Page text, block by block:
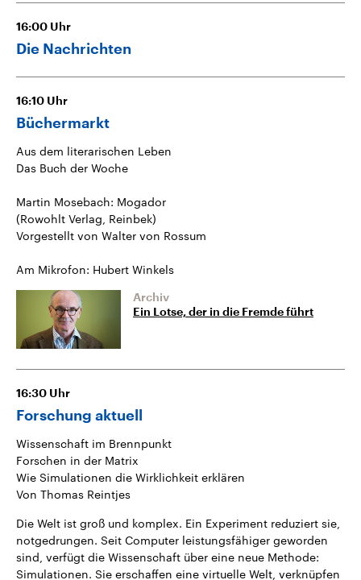
16:00 Uhr
Die Nachrichten
16:10 Uhr
Büchermarkt
Aus dem literarischen Leben
Das Buch der Woche
Martin Mosebach: Mogador
(Rowohlt Verlag, Reinbek)
Vorgestellt von Walter von Rossum
Am Mikrofon: Hubert Winkels
Archiv
Ein Lotse, der in die Fremde führt
16:30 Uhr
Forschung aktuell
Wissenschaft im Brennpunkt
Forschen in der Matrix
Wie Simulationen die Wirklichkeit erklären
Von Thomas Reintjes
Die Welt ist groß und komplex. Ein Experiment reduziert sie,
notgedrungen. Seit Computer leistungsfähiger geworden
sind, verfügt die Wissenschaft über eine neue Methode:
Simulationen. Sie erschaffen eine virtuelle Welt, verknüpfen